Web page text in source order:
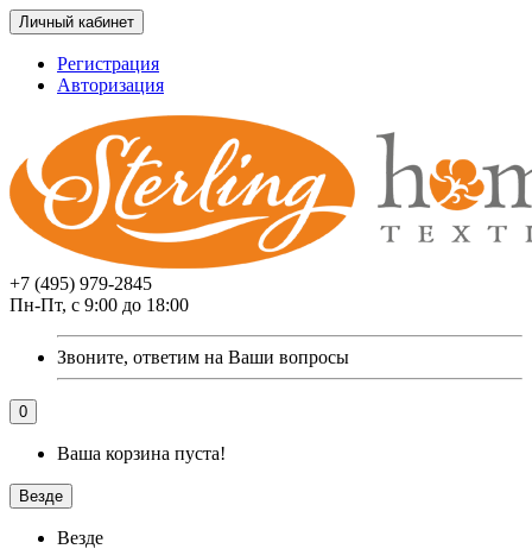
Личный кабинет
Регистрация
Авторизация
+7 (495) 979-2845
Пн-Пт, с 9:00 до 18:00
Звоните, ответим на Ваши вопросы
0
Ваша корзина пуста!
Везде
Везде